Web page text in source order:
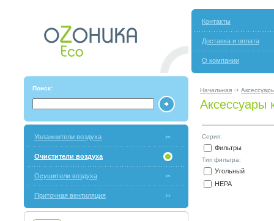
Контакты
Доставка и оплата
О компании
Поиск: Начальная
Аксессуары
Увлажнители воздуха
Очистители воздуха
Осушители воздуха
Приточная вентиляция
Серия:
Фильтры
Тип фильтра:
Угольный
HEPA